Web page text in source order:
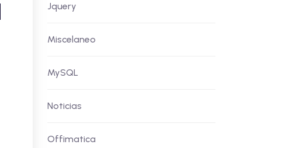
Jquery
Miscelaneo
MySQL
Noticias
Offimatica